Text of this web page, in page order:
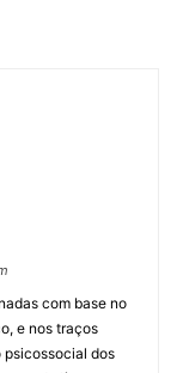
com base no
e nos traços
psicossocial dos